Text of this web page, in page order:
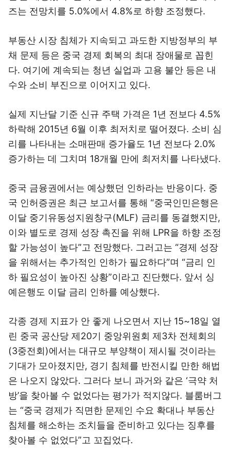
즈는 전망치를 5.0%에서 4.8%로 하향 조정했다.
부동산 시장 침체가 지속되고 과도한 지방정부의 부
채 문제 등은 중국 경제 회복의 최대 장애물로 꼽힌
다. 여기에 계속되는 청년 실업과 고용 불안 등은 내
수와 소비 부진으로 이어지고 있다.
실제 지난달 기준 신규 주택 가격은 1년 전보다 4.5%
하락해 2015년 6월 이후 최저치로 떨어졌다. 소비 심
리를 나타내는 소매판매 증가율도 1년 전보다 2.0%
증가하는 데 그치며 18개월 만에 최저치를 나타냈다.
중국 금융권에서는 예상했던 인하라는 반응이다. 중
국 인허증권은 최근 보고서를 통해 “중국인민은행은
이달 중기유동성지원창구(MLF) 금리를 동결했지만,
이와 별도로 경제 성장 촉진을 위해 LPR을 하향 조정
할 가능성이 높다”고 전망했다. 그러고는 “경제 성장
을 위해서는 추가적인 인하가 필요하다”며 “금리 인
하 필요성이 높아진 상황”이라고 진단했다. 앞서 싱
예은행도 이달 금리 인하를 예상했다.
각종 경제 지표가 안 좋게 나오면서 지난 15~18일 열
린 중국 공산당 제20기 중앙위원회 제3차 전체회의
(3중전회)에서는 대규모 부양책이 제시될 것이라는
기대가 모아졌지만, 경기 침체를 반전시킬 만한 해법
은 나오지 않았다. 그러다 보니 과거와 같은 ‘극약 처
방’을 찾아볼 수 없었다는 평가가 적지않다. 블룸버그
는 “중국 경제가 직면한 문제인 수요 확대나 부동산
침체를 해소하는 조치들을 준비하고 있다는 징후를
찾아볼 수 없었다”고 꼬집었다.